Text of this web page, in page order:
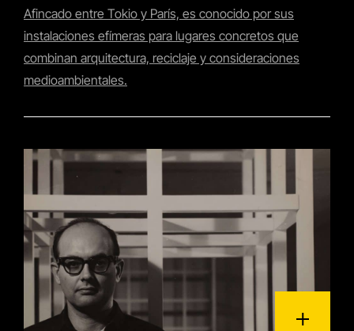
Afincado entre Tokio y París, es conocido por sus
instalaciones efímeras para lugares concretos que
combinan arquitectura, reciclaje y consideraciones
medioambientales.